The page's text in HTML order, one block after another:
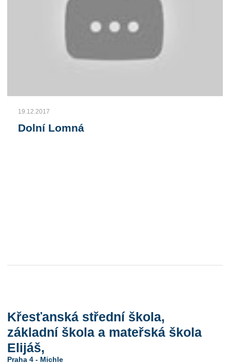
19.12.2017
Dolní Lomná
Křesťanská střední škola,
základní škola a mateřská škola
Elijáš,
Praha 4 - Michle